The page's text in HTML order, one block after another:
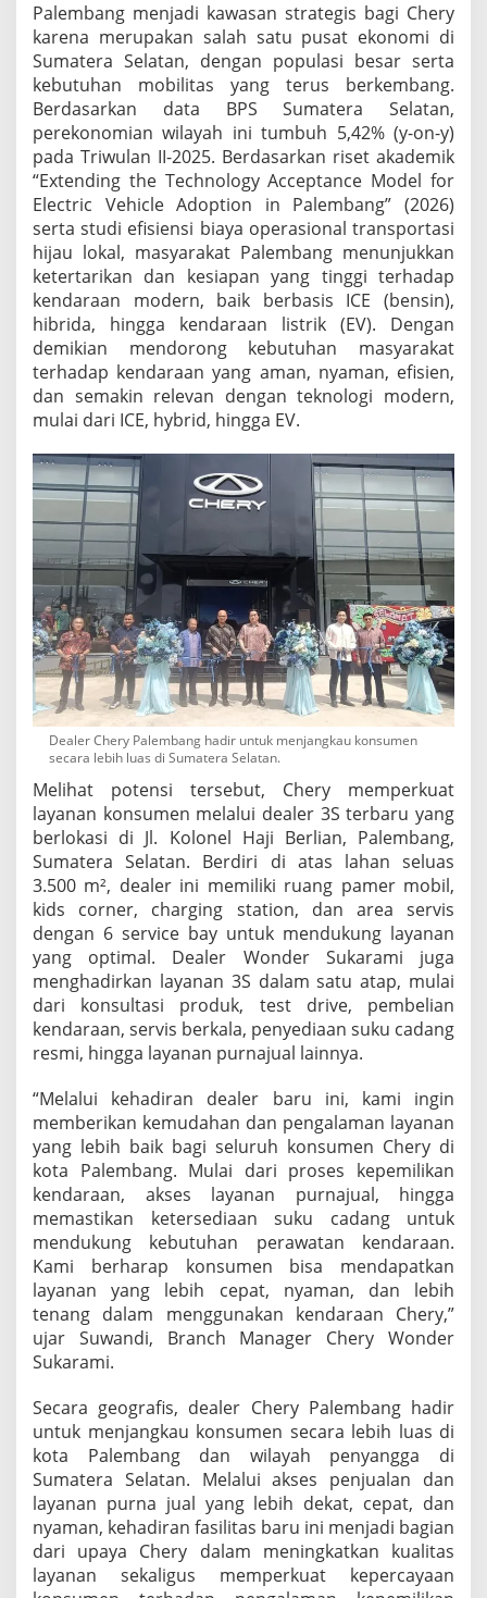
a
n
g
Palembang menjadi kawasan strategis bagi Chery
karena merupakan salah satu pusat ekonomi di
Sumatera Selatan, dengan populasi besar serta
kebutuhan mobilitas yang terus berkembang.
Berdasarkan data BPS Sumatera Selatan,
perekonomian wilayah ini tumbuh 5,42% (y-on-y)
pada Triwulan II-2025. Berdasarkan riset akademik
“Extending the Technology Acceptance Model for
Electric Vehicle Adoption in Palembang” (2026)
serta studi efisiensi biaya operasional transportasi
hijau lokal, masyarakat Palembang menunjukkan
ketertarikan dan kesiapan yang tinggi terhadap
kendaraan modern, baik berbasis ICE (bensin),
hibrida, hingga kendaraan listrik (EV). Dengan
demikian mendorong kebutuhan masyarakat
terhadap kendaraan yang aman, nyaman, efisien,
dan semakin relevan dengan teknologi modern,
mulai dari ICE, hybrid, hingga EV.
Dealer Chery Palembang hadir untuk menjangkau konsumen
secara lebih luas di Sumatera Selatan.
Melihat potensi tersebut, Chery memperkuat
layanan konsumen melalui dealer 3S terbaru yang
berlokasi di Jl. Kolonel Haji Berlian, Palembang,
Sumatera Selatan. Berdiri di atas lahan seluas
3.500 m², dealer ini memiliki ruang pamer mobil,
kids corner, charging station, dan area servis
dengan 6 service bay untuk mendukung layanan
yang optimal. Dealer Wonder Sukarami juga
menghadirkan layanan 3S dalam satu atap, mulai
dari konsultasi produk, test drive, pembelian
kendaraan, servis berkala, penyediaan suku cadang
resmi, hingga layanan purnajual lainnya.
“Melalui kehadiran dealer baru ini, kami ingin
memberikan kemudahan dan pengalaman layanan
yang lebih baik bagi seluruh konsumen Chery di
kota Palembang. Mulai dari proses kepemilikan
kendaraan, akses layanan purnajual, hingga
memastikan ketersediaan suku cadang untuk
mendukung kebutuhan perawatan kendaraan.
Kami berharap konsumen bisa mendapatkan
layanan yang lebih cepat, nyaman, dan lebih
tenang dalam menggunakan kendaraan Chery,”
ujar Suwandi, Branch Manager Chery Wonder
Sukarami.
Secara geografis, dealer Chery Palembang hadir
untuk menjangkau konsumen secara lebih luas di
kota Palembang dan wilayah penyangga di
Sumatera Selatan. Melalui akses penjualan dan
layanan purna jual yang lebih dekat, cepat, dan
nyaman, kehadiran fasilitas baru ini menjadi bagian
dari upaya Chery dalam meningkatkan kualitas
layanan sekaligus memperkuat kepercayaan